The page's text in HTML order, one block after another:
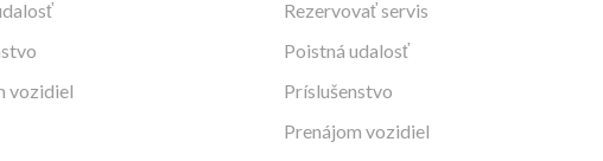
vozidiel
Rezervovať servis
Poistná udalosť
Príslušenstvo
Prenájom vozidiel